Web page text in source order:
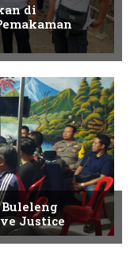
di
Justice